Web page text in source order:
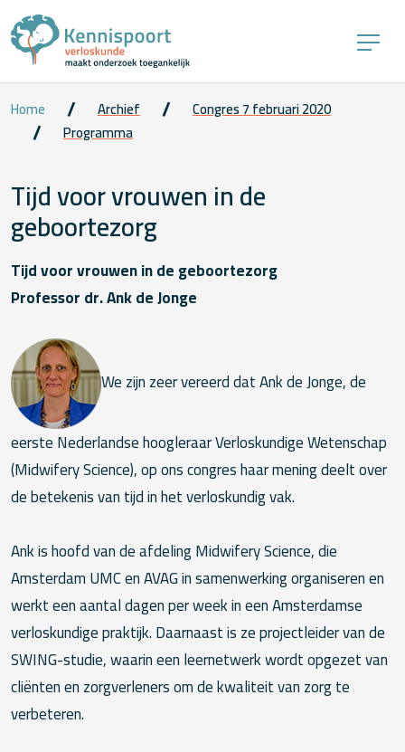
Home Archief
Congres 7 februari 2020
Programma
Tijd voor vrouwen in de
geboortezorg
Tijd voor vrouwen in de geboortezorg
Professor dr. Ank de Jonge
We zijn zeer vereerd dat Ank de Jonge, de
eerste Nederlandse hoogleraar Verloskundige Wetenschap
(Midwifery Science), op ons congres haar mening deelt over
de betekenis van tijd in het verloskundig vak.
Ank is hoofd van de afdeling Midwifery Science, die
Amsterdam UMC en AVAG in samenwerking organiseren en
werkt een aantal dagen per week in een Amsterdamse
verloskundige praktijk. Daarnaast is ze projectleider van de
SWING-studie, waarin een leernetwerk wordt opgezet van
cliënten en zorgverleners om de kwaliteit van zorg te
verbeteren.